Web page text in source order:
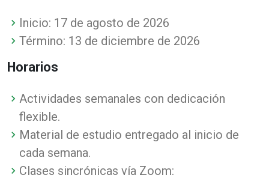
Inicio: 17 de agosto de 2026
Término: 13 de diciembre de 2026
Horarios
Actividades semanales con dedicación
flexible.
Material de estudio entregado al inicio de
cada semana.
Clases sincrónicas vía Zoom: